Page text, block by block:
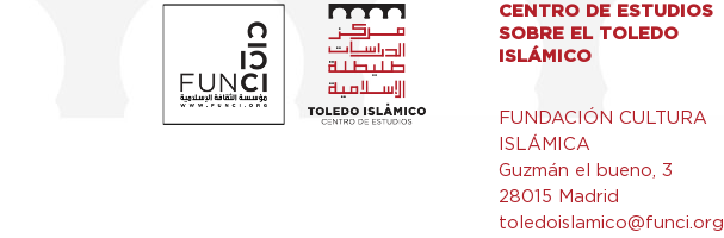
CENTRO DE ESTUDIOS
SOBRE EL TOLEDO
ISLÁMICO
FUNDACIÓN CULTURA
ISLÁMICA
Guzmán el bueno, 3
28015 Madrid
toledoislamico@funci.org